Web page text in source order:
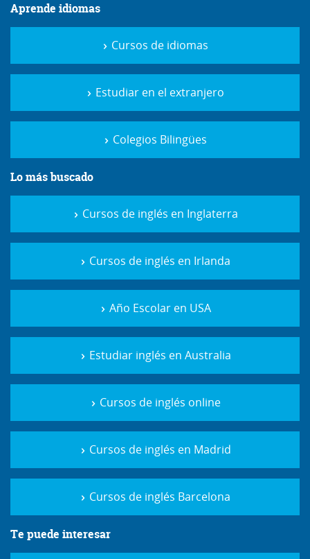
Aprende idiomas
Cursos de idiomas
Estudiar en el extranjero
Colegios Bilingües
Lo más buscado
Cursos de inglés en Inglaterra
Cursos de inglés en Irlanda
Año Escolar en USA
Estudiar inglés en Australia
Cursos de inglés online
Cursos de inglés en Madrid
Cursos de inglés Barcelona
Te puede interesar